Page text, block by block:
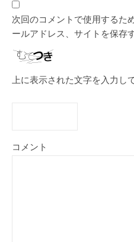
次回のコメントで使用するた
ールアドレス、サイトを保存す
上に表示された文字を入力し
コメント